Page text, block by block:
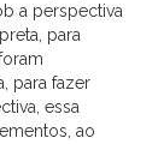
a perspectiva
para
para fazer
essa
ao